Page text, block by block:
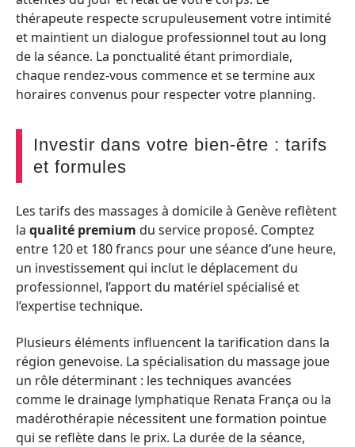
thérapeute respecte scrupuleusement votre intimité
et maintient un dialogue professionnel tout au long
de la séance. La ponctualité étant primordiale,
chaque rendez-vous commence et se termine aux
horaires convenus pour respecter votre planning.
Investir dans votre bien-être : tarifs
et formules
Les tarifs des massages à domicile à Genève reflètent
la qualité premium du service proposé. Comptez
entre 120 et 180 francs pour une séance d’une heure,
un investissement qui inclut le déplacement du
professionnel, l’apport du matériel spécialisé et
l’expertise technique.
Plusieurs éléments influencent la tarification dans la
région genevoise. La spécialisation du massage joue
un rôle déterminant : les techniques avancées
comme le drainage lymphatique Renata França ou la
madérothérapie nécessitent une formation pointue
qui se reflète dans le prix. La durée de la séance,